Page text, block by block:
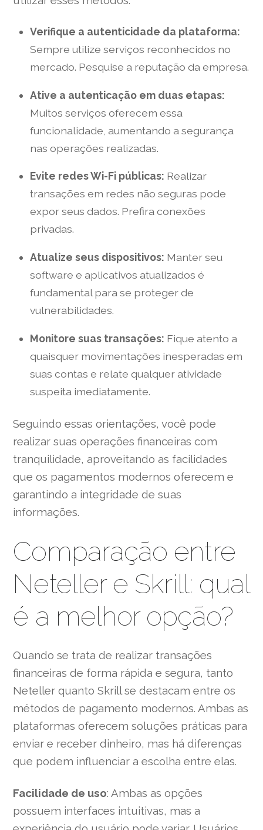
Verifique a autenticidade da plataforma:
Sempre utilize serviços reconhecidos no
mercado. Pesquise a reputação da empresa.
Ative a autenticação em duas etapas:
Muitos serviços oferecem essa
funcionalidade, aumentando a segurança
nas operações realizadas.
Evite redes Wi-Fi públicas: Realizar
transações em redes não seguras pode
expor seus dados. Prefira conexões
privadas.
Atualize seus dispositivos: Manter seu
software e aplicativos atualizados é
fundamental para se proteger de
vulnerabilidades.
Monitore suas transações: Fique atento a
quaisquer movimentações inesperadas em
suas contas e relate qualquer atividade
suspeita imediatamente.
Seguindo essas orientações, você pode
realizar suas operações financeiras com
tranquilidade, aproveitando as facilidades
que os pagamentos modernos oferecem e
garantindo a integridade de suas
informações.
Comparação entre
Neteller e Skrill: qual
é a melhor opção?
Quando se trata de realizar transações
financeiras de forma rápida e segura, tanto
Neteller quanto Skrill se destacam entre os
métodos de pagamento modernos. Ambas as
plataformas oferecem soluções práticas para
enviar e receber dinheiro, mas há diferenças
que podem influenciar a escolha entre elas.
Facilidade de uso: Ambas as opções
possuem interfaces intuitivas, mas a